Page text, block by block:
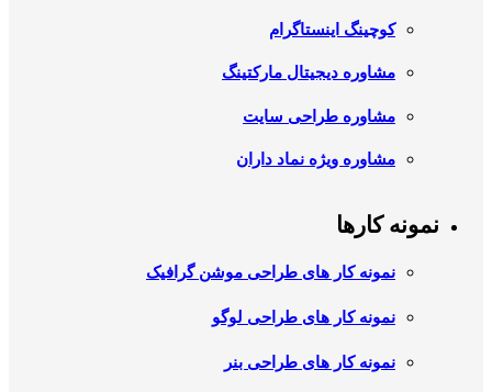
کوچینگ اینستاگرام
مشاوره دیجیتال مارکتینگ
مشاوره طراحی سایت
مشاوره ویژه نماد داران
نمونه کارها
نمونه کار های طراحی موشن گرافیک
نمونه کار های طراحی لوگو
نمونه کار های طراحی بنر